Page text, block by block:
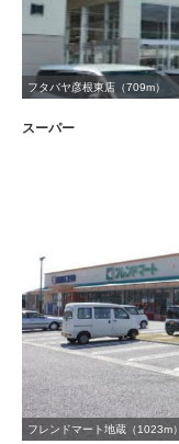
フタバヤ彦根東店（709m）
スーパー
フレンドマート地蔵（1023m）